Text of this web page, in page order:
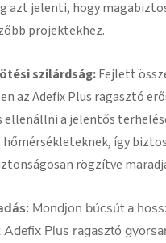
azt jelenti, hogy
projektekhez.
szilárdság:Fejlett
az Adefix Plus ragasztó
ellenállni a jelentős
hőmérsékleteknek, így
rögzítve
Mondjon búcsút a
Adefix Plus ragasztó